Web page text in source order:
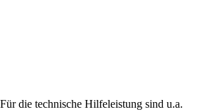
die technische Hilfeleistung sind u.a.